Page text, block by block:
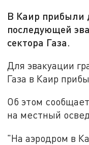
В Каир прибыли
последующей
сектора Газа.
Для эвакуации
Газа в Каир
Об этом
на местный
"На аэродром в